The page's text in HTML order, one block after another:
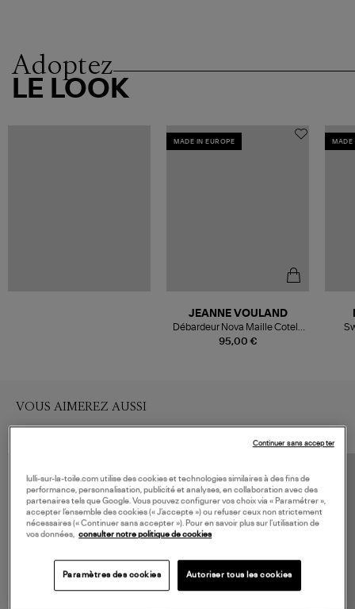
Adoptez
LE LOOK
MADE IN EUROPE
95,00 €
JEANNE VOULAND
Débardeur Nova Maille Cotelé
Blanc
MADE
VOUS AIMEREZ AUSSI
lulli-sur-la-toile.com utilise des cookies et technologies similaires à des fins de
performance, personnalisation, publicité et analyses, en collaboration avec des
partenaires tels que Google. Vous pouvez configurer vos choix via « Paramétrer »,
accepter l’ensemble des cookies (« J’accepte ») ou refuser ceux non strictement
nécessaires (« Continuer sans accepter »). Pour en savoir plus sur l’utilisation de
vos données,
consulter notre politique de cookies
Paramètres des cookies Autoriser tous les cookies
Continuer sans accepter